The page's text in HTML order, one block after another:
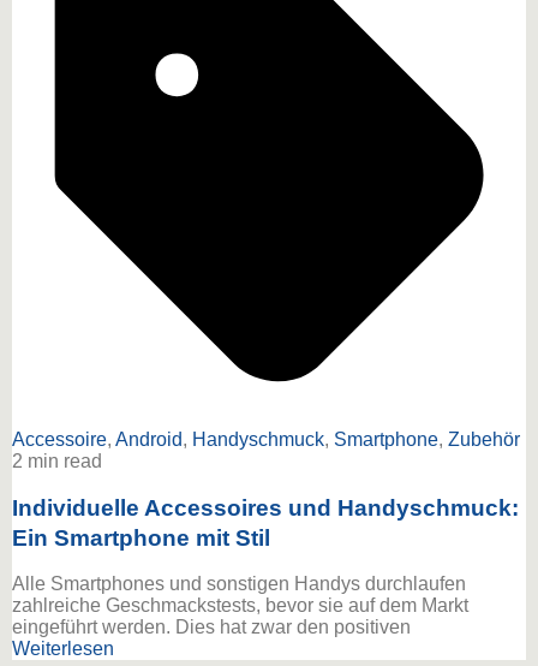
Accessoire, Android, Handyschmuck, Smartphone, Zubehör
2 min read
Individuelle Accessoires und Handyschmuck:
Ein Smartphone mit Stil
Alle Smartphones und sonstigen Handys durchlaufen
zahlreiche Geschmackstests, bevor sie auf dem Markt
eingeführt werden. Dies hat zwar den positiven
Weiterlesen